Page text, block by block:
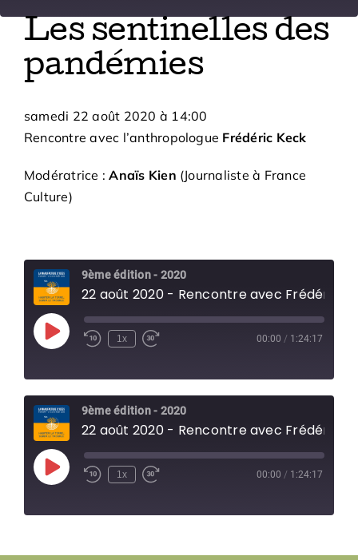
Les sentinelles des
pandémies
samedi 22 août 2020 à 14:00
Rencontre avec l’anthropologue Frédéric Keck
Modératrice :Anaïs Kien (Journaliste à France
Culture)
9ème édition - 2020
Play
Episode
1x 00:00 / 1:24:17
9ème édition - 2020
Play
Episode
1x 00:00 / 1:24:17